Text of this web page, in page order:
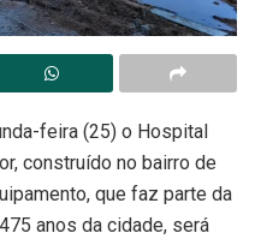
feira (25) o Hospital
construído no bairro de
que faz parte da
anos da cidade, será